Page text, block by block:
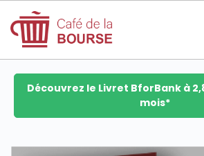
se connecter
Découvrez le Livret BforBank à
mois*